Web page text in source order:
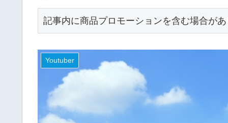
記事内に商品プロモーションを含む場合が
Youtuber